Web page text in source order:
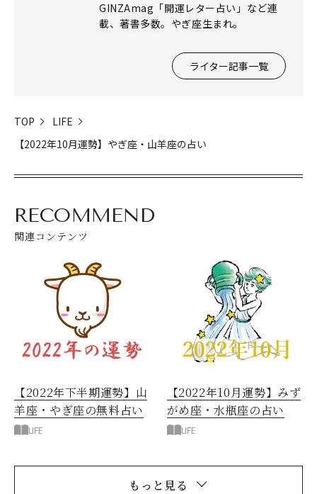
GINZAmag「開運レター占い」など連
載、著書多数。やぎ座生まれ。
ライター記事一覧
TOP
LIFE
【2022年10月運勢】やぎ座・山羊座の占い
RECOMMEND
関連コンテンツ
【2022年下半期運勢】山
羊座・やぎ座の無料占い
LIFE
【2022年10月運勢】みず
がめ座・水瓶座の占い
LIFE
もっと見る